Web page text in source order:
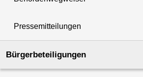
Pressemitteilungen
Bürgerbeteiligungen